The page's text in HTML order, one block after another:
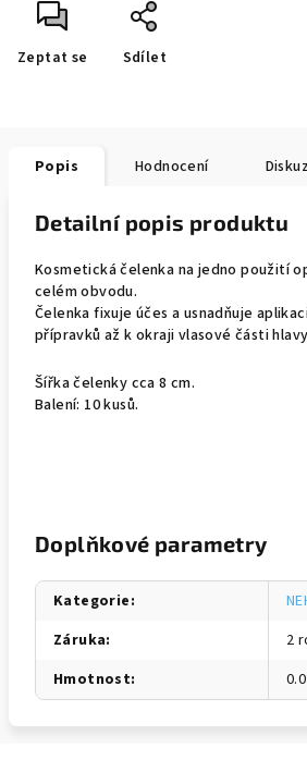
Zeptat se Sdílet
Popis Hodnocení
Detailní popis produktu
Kosmetická čelenka na jedno použití
celém obvodu.
Čelenka fixuje účes a usnadňuje
přípravků až k okraji vlasové části
Šířka čelenky cca 8 cm.
Balení: 10 kusů.
Doplňkové parametry
Kategorie:
Záruka:
2
Hmotnost: